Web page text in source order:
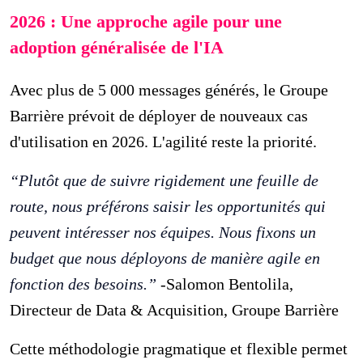
2026 : Une approche agile pour une
adoption généralisée de l'IA
Avec plus de 5 000 messages générés, le Groupe
Barrière prévoit de déployer de nouveaux cas
d'utilisation en 2026. L'agilité reste la priorité.
“Plutôt que de suivre rigidement une feuille de
route, nous préférons saisir les opportunités qui
peuvent intéresser nos équipes. Nous fixons un
budget que nous déployons de manière agile en
fonction des besoins.” -Salomon Bentolila,
Directeur de Data & Acquisition, Groupe Barrière
Cette méthodologie pragmatique et flexible permet